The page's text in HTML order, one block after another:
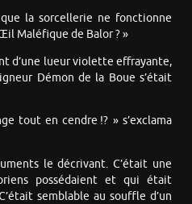
la sorcellerie ne fonctionne
Maléfique de Balor ? »
d’une lueur violette effrayante,
Démon de la Boue s’était
tout en cendre !? » s’exclama
le décrivant. C’était une
possédaient et qui était
semblable au souffle d’un